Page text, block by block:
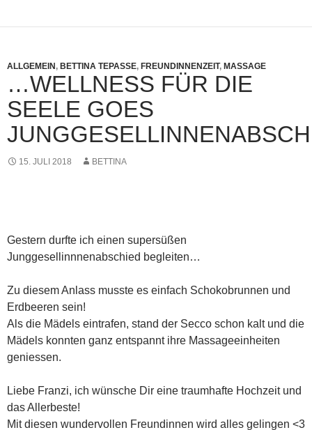
ALLGEMEIN, BETTINA TEPASSE, FREUNDINNENZEIT, MASSAGE
…WELLNESS FÜR DIE
SEELE GOES
15. JULI 2018 BETTINA
Gestern durfte ich einen supersüßen
Junggesellinnnenabschied begleiten…
Zu diesem Anlass musste es einfach Schokobrunnen und
Erdbeeren sein!
Als die Mädels eintrafen, stand der Secco schon kalt und die
Mädels konnten ganz entspannt ihre Massageeinheiten
geniessen.
Liebe Franzi, ich wünsche Dir eine traumhafte Hochzeit und
das Allerbeste!
Mit diesen wundervollen Freundinnen wird alles gelingen <3